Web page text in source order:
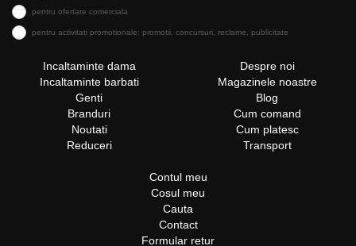
pentru ofertare comerciala
pentru activitati promotionale: promotii, concursuri, reclame, publicitate
Incaltaminte dama
Incaltaminte barbati
Genti
Branduri
Noutati
Reduceri
Despre noi
Magazinele noastre
Blog
Cum comand
Cum platesc
Transport
Contul meu
Cosul meu
Cauta
Contact
Formular retur